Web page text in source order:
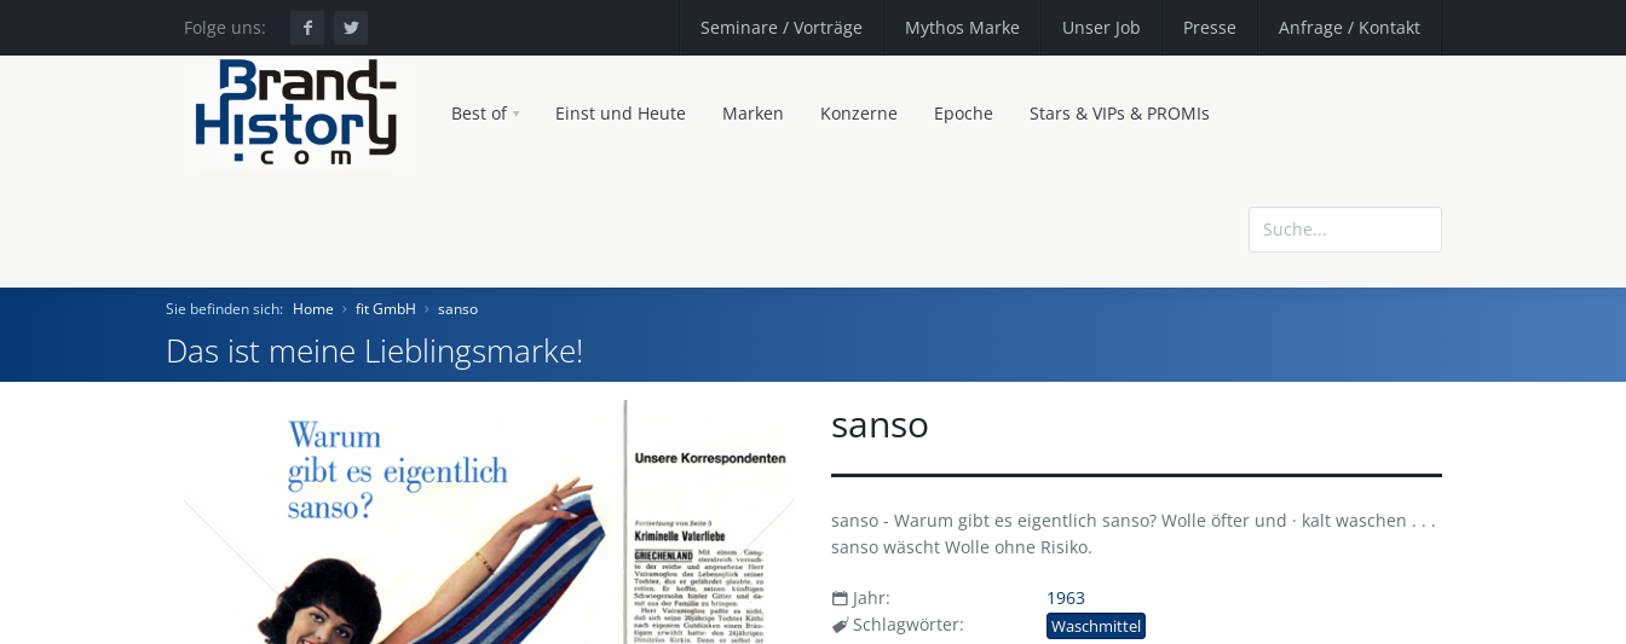
Folge uns: Seminare / Vorträge Mythos Marke Unser Job Presse Anfrage / Kontakt
Best of Einst und Heute Marken Konzerne Epoche Stars & VIPs & PROMIs
Einst und Heute
Sie befinden sich: Home fit GmbH sanso
Das ist meine Lieblingsmarke!
sanso
sanso - Warum gibt es eigentlich sanso? Wolle öfter und · kalt waschen . . .
sanso wäscht Wolle ohne Risiko.
Jahr:
1963
Schlagwörter:
Waschmittel